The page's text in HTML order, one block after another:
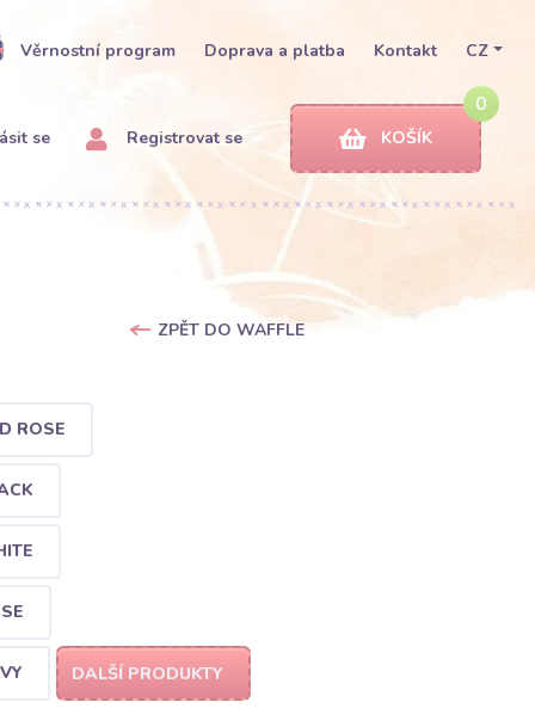
Věrnostní program Doprava a platba Kontakt CZ
se Registrovat se
0
KOŠÍK
ZPĚT DO WAFFLE
ROSE
DALŠÍ PRODUKTY